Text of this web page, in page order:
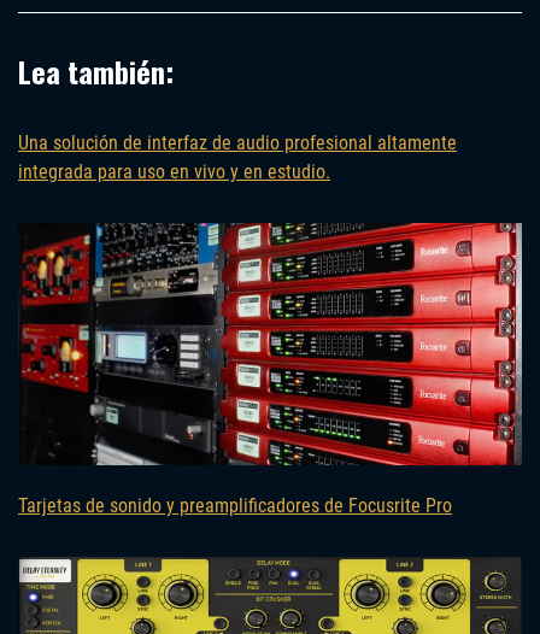
Lea también:
Una solución de interfaz de audio profesional altamente
integrada para uso en vivo y en estudio.
Tarjetas de sonido y preamplificadores de Focusrite Pro